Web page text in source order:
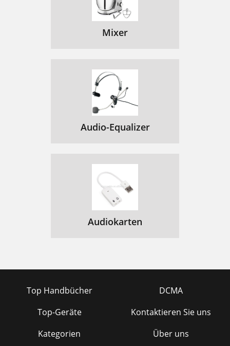
Mixer
Audio-Equalizer
Audiokarten
Top Handbücher
Top-Geräte
Kategorien
DCMA
Kontaktieren Sie uns
Über uns